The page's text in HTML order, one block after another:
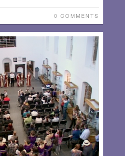
0 COMMENTS